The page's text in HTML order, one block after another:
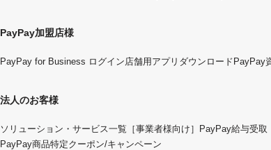
PayPay加盟店様
PayPay for Business ログイン店舗用アプリダウンロード PayPay
法人のお客様
ソリューション・サービス一覧 ［事業者様向け］PayPay給与受取
PayPay商品特定クーポン/キャンペーン